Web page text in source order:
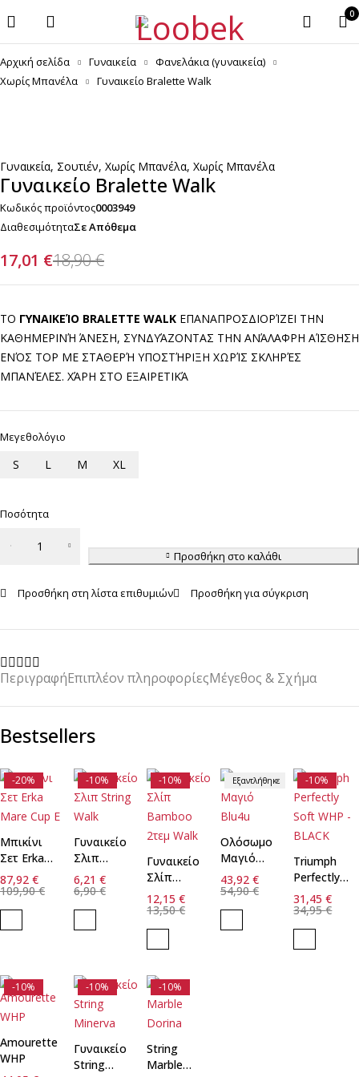
0
Αρχική σελίδα Γυναικεία
Φανελάκια (γυναικεία)
Χωρίς Μπανέλα
Γυναικείο Bralette Walk
Γυναικεία, Σουτιέν, Χωρίς Μπανέλα, Χωρίς Μπανέλα
Γυναικείο Bralette Walk
Κωδικός προϊόντος0003949
ΔιαθεσιμότηταΣε Απόθεμα
18,90€
17,01 €
ΤΟ ΓΥΝΑΙΚΕΊΟ BRALETTE WALK ΕΠΑΝΑΠΡΟΣΔΙΟΡΊΖΕΙ ΤΗΝ
ΚΑΘΗΜΕΡΙΝΉ ΆΝΕΣΗ, ΣΥΝΔΥΆΖΟΝΤΑΣ ΤΗΝ ΑΝΆΛΑΦΡΗ ΑΊΣΘΗΣΗ
ΕΝΌΣ TOP ΜΕ ΣΤΑΘΕΡΉ ΥΠΟΣΤΉΡΙΞΗ ΧΩΡΊΣ ΣΚΛΗΡΈΣ
ΜΠΑΝΈΛΕΣ. ΧΆΡΗ ΣΤΟ ΕΞΑΙΡΕΤΙΚΆ
Μεγεθολόγιο
S L M XL
Ποσότητα
ποσότητα
Προσθήκη στο καλάθι
Προσθήκη στη λίστα επιθυμιών Προσθήκη για σύγκριση
ΠεριγραφήΕπιπλέον πληροφορίεςΜέγεθος & Σχήμα
Bestsellers
-20%
Γρήγορη
προσθήκη
στο
καλάθι
Μπικίνι
Σετ Erka
Mare Cup
E
109,90€
87,92 €
-10%
Γυναικείο
Σλιπ
String
Walk
6,90€
6,21 €
-10%
Γρήγορη
προσθήκη
στο
καλάθι
Γυναικείο
Σλίπ
Bamboo
2τεμ Walk
13,50€
12,15€
Εξαντλήθηκε
Γρήγορη
προσθήκη
στο
καλάθι
Ολόσωμο
Μαγιό
Blu4u
54,90€
43,92 €
-10%
Triumph
Perfectly
Soft WHP
- BLACK
34,95€
31,45€
-10%
Amourette
WHP
-10%
Γρήγορη
προσθήκη
Γυναικείο
String
-10%
String
Marble